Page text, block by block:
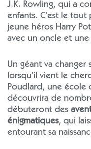
J.K. Rowling, qui a
enfants. C’est le
jeune héros Harry
avec un oncle et
Un géant va changer
lorsqu’il vient le
Poudlard, une école
découvrira de
débuteront des
énigmatiques, qui
entourant sa